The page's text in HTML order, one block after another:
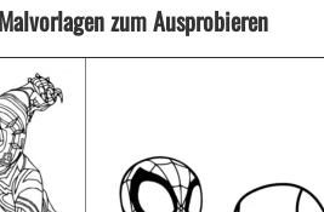
zum Ausprobieren